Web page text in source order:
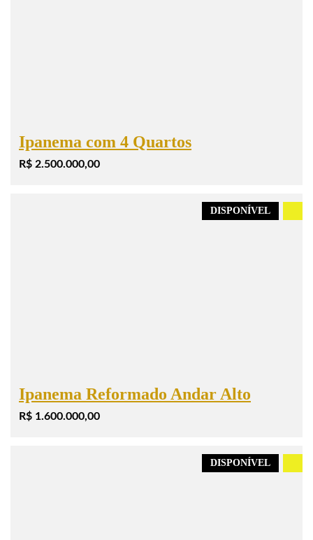
Ipanema com 4 Quartos
R$ 2.500.000,00
DISPONÍVEL
Ipanema Reformado Andar Alto
R$ 1.600.000,00
DISPONÍVEL